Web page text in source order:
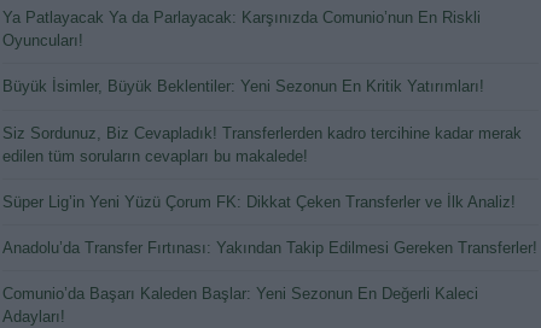
Ya Patlayacak Ya da Parlayacak: Karşınızda Comunio’nun En Riskli
Oyuncuları!
Büyük İsimler, Büyük Beklentiler: Yeni Sezonun En Kritik Yatırımları!
Siz Sordunuz, Biz Cevapladık! Transferlerden kadro tercihine kadar merak
edilen tüm soruların cevapları bu makalede!
Süper Lig’in Yeni Yüzü Çorum FK: Dikkat Çeken Transferler ve İlk Analiz!
Anadolu’da Transfer Fırtınası: Yakından Takip Edilmesi Gereken Transferler!
Comunio’da Başarı Kaleden Başlar: Yeni Sezonun En Değerli Kaleci
Adayları!